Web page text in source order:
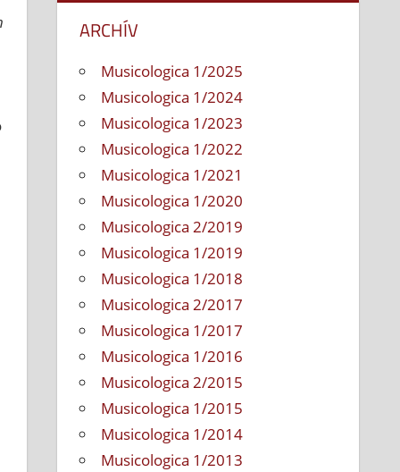
ARCHÍV
Musicologica 1/2025
Musicologica 1/2024
Musicologica 1/2023
Musicologica 1/2022
Musicologica 1/2021
Musicologica 1/2020
Musicologica 2/2019
Musicologica 1/2019
Musicologica 1/2018
Musicologica 2/2017
Musicologica 1/2017
Musicologica 1/2016
Musicologica 2/2015
Musicologica 1/2015
Musicologica 1/2014
Musicologica 1/2013